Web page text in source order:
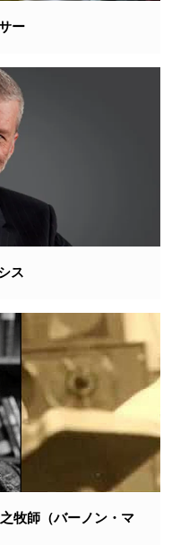
ー
ス
牧師（バーノン・マ